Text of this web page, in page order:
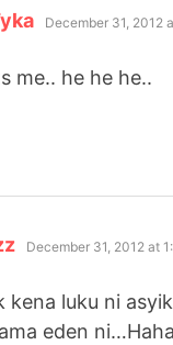
says:
December 31, 2012
me.. he he he..
says:
December 31, 2012 at
kena luku ni
eden